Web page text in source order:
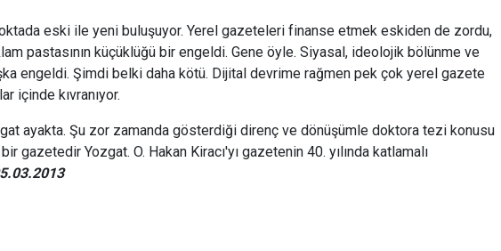
eski ile yeni buluşuyor. Yerel gazeteleri finanse etmek eskiden de zordu,
pastasının küçüklüğü bir engeldi. Gene öyle. Siyasal, ideolojik bölünme ve
engeldi. Şimdi belki daha kötü. Dijital devrime rağmen pek çok yerel gazete
içinde kıvranıyor.
ayakta. Şu zor zamanda gösterdiği direnç ve dönüşümle doktora tezi konusu
gazetedir Yozgat. O. Hakan Kiracı'yı gazetenin 40. yılında katlamalı